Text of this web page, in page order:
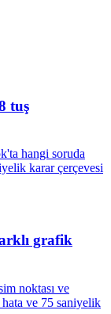
tuş
hangi soruda
karar çerçevesi
grafik
noktası ve
ve 75 saniyelik